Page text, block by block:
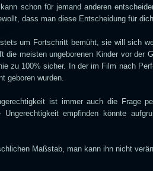
schon für jemand anderen
dass man diese Entscheidung für
um Fortschritt bemüht, sie will sich
die meisten ungeborenen Kinder vor der
zu 100% sicher. In der im Film nach
geboren wurden.
ist immer auch die Frage
Ungerechtigkeit empfinden könnte
Maßstab, man kann ihn nicht